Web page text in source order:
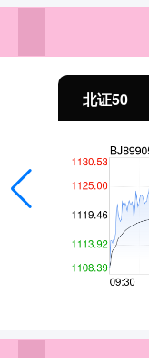
北证50